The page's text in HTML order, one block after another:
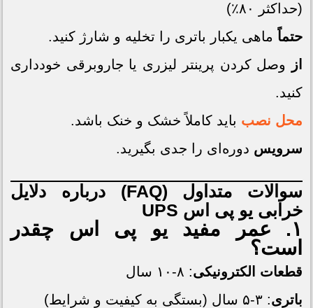
(حداکثر ۸۰٪)
حتماً ماهی یکبار باتری را تخلیه و شارژ کنید.
از
وصل کردن پرینتر لیزری یا جاروبرقی خودداری
کنید.
محل نصب باید کاملاً خشک و خنک باشد.
سرویس دوره‌ای را جدی بگیرید.
سوالات متداول (FAQ) درباره دلایل
خرابی یو پی اس UPS
۱. عمر مفید یو پی اس چقدر
است؟
قطعات الکترونیکی: ۸-۱۰ سال
باتری: ۳-۵ سال (بستگی به کیفیت و شرایط)